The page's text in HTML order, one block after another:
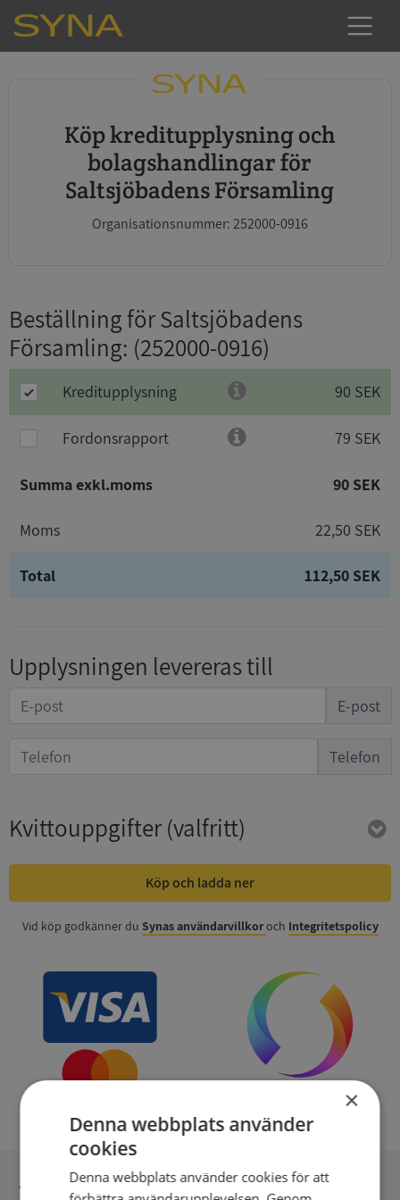
Köp kreditupplysning och
bolagshandlingar för
Saltsjöbadens Församling
Organisationsnummer: 252000-0916
Beställning för Saltsjöbadens
Församling: (252000-0916)
Kreditupplysning 90 SEK
Fordonsrapport 79 SEK
Summa exkl.moms 90 SEK
Moms 22,50 SEK
Total 112,50 SEK
Upplysningen levereras till
E-post
Telefon
Kvittouppgifter(valfritt)
Köp och ladda ner
Vid köp godkänner du Synas användarvillkoroch Integritetspolicy
Inga kopior till omfrågad
×
Denna webbplats använder
cookies
Denna webbplats använder cookies för att